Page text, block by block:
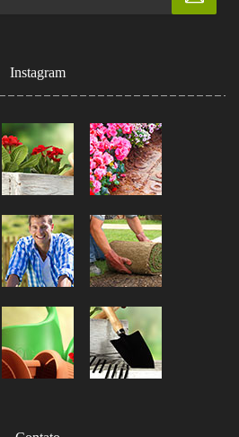
Instagram